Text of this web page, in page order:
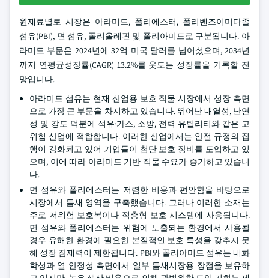
원재료별로 시장은 아라미드, 폴리에스터, 폴리벤즈이미다졸
섬유(PBI), 면 섬유, 폴리올레핀 및 폴리아미드로 구분됩니다. 아
라미드 부문은 2024년에 32억 미국 달러를 넘어섰으며, 2034년
까지 연평균성장률(CAGR) 13.2%를 웃도는 성장률을 기록할 전
망입니다.
아라미드 섬유는 현재 산업용 보호 직물 시장에서 성장 측면
으로 가장 큰 부문을 차지하고 있습니다. 뛰어난 내열성, 난연
성 및 강도 덕분에 석유·가스, 소방, 전력 유틸리티와 같은 고
위험 산업에 적합합니다. 이러한 산업에서는 안전 규정의 집
행이 강화되고 있어 기업들이 첨단 보호 장비를 도입하고 있
으며, 이에 따라 아라미드 기반 직물 수요가 증가하고 있습니
다.
면 섬유와 폴리에스터는 저렴한 비용과 편안함을 바탕으로
시장에서 틈새 영역을 구축했습니다. 그러나 이러한 소재는
주로 저위험 보호복이나 적층형 보호 시스템에 사용됩니다.
면 섬유와 폴리에스터는 위험에 노출되는 환경에서 사용될
경우 유해한 환경에 필요한 본질적인 보호 특성을 갖추지 못
해 성장 잠재력이 제한됩니다. PBI와 폴리아미드 섬유는 내화
학성과 열 안정성 측면에서 일부 틈새시장용 장점을 보유하